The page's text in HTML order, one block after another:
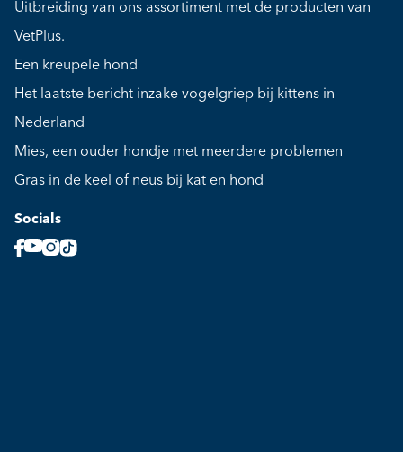
Uitbreiding van ons assortiment met de producten van
VetPlus.
Een kreupele hond
Het laatste bericht inzake vogelgriep bij kittens in
Nederland
Mies, een ouder hondje met meerdere problemen
Gras in de keel of neus bij kat en hond
Socials